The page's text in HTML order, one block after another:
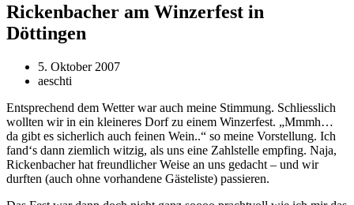
Rickenbacher am Winzerfest in
Döttingen
5. Oktober 2007
aeschti
Entsprechend dem Wetter war auch meine Stimmung. Schliesslich
wollten wir in ein kleineres Dorf zu einem Winzerfest. „Mmmh…
da gibt es sicherlich auch feinen Wein..“ so meine Vorstellung. Ich
fand‘s dann ziemlich witzig, als uns eine Zahlstelle empfing. Naja,
Rickenbacher hat freundlicher Weise an uns gedacht – und wir
durften (auch ohne vorhandene Gästeliste) passieren.